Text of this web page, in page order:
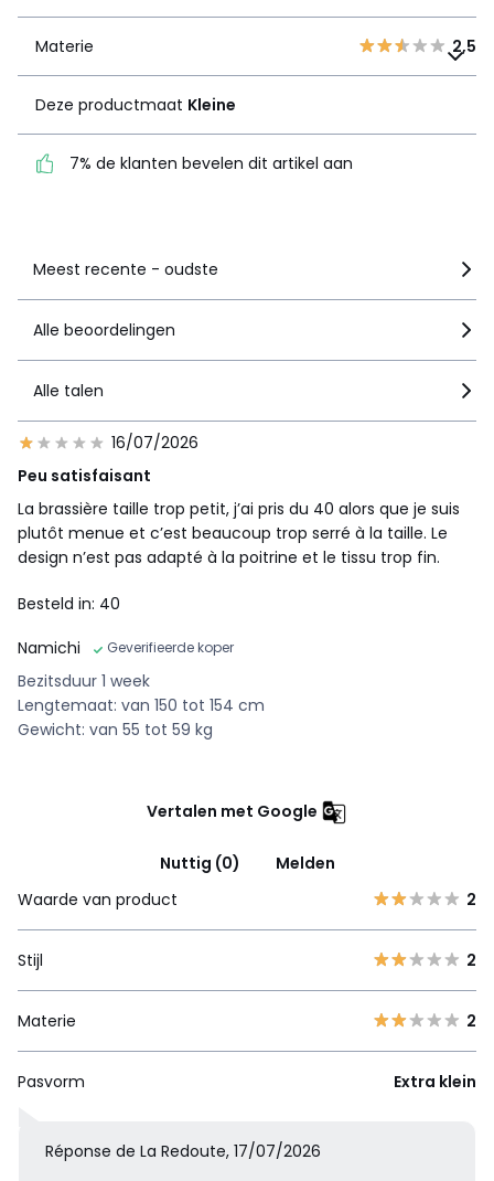
Deze productmaat
dit artikel aan
Materie 2,5
Deze productmaat Kleine
7% de klanten bevelen dit artikel aan
Meest recente - oudste
Alle beoordelingen
Alle talen
16/07/2026
Peu satisfaisant
La brassière taille trop petit, j’ai pris du 40 alors que je suis
plutôt menue et c’est beaucoup trop serré à la taille. Le
design n’est pas adapté à la poitrine et le tissu trop fin.
Besteld in: 40
Namichi
Geverifieerde koper
Bezitsduur 1 week
Lengtemaat: van 150 tot 154 cm
Gewicht: van 55 tot 59 kg
Vertalen met Google
Nuttig (0)
Melden
Waarde van product
2
Stijl 2
Materie 2
Pasvorm Extra klein
Réponse de La Redoute, 17/07/2026